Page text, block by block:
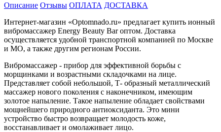
Описание Отзывы ОПЛАТА ДОСТАВКА
Интернет-магазин «Optomnado.ru» предлагает купить ионный
вибромассажер Energy Beauty Bar оптом. Доставка
осуществляется удобной транспортной компанией по Москве
и МО, а также другим регионам России.
Вибромассажер - прибор для эффективной борьбы с
морщинками и возрастными складочками на лице.
Представляет собой небольшой, Т- образный металлический
массажер нового поколения с наконечником, имеющим
золотое напыление. Такое напыление обладает свойствами
мощнейшего природного антиоксиданта. Это мини
устройство быстро возвращает молодость коже,
восстанавливает и омолаживает лицо.